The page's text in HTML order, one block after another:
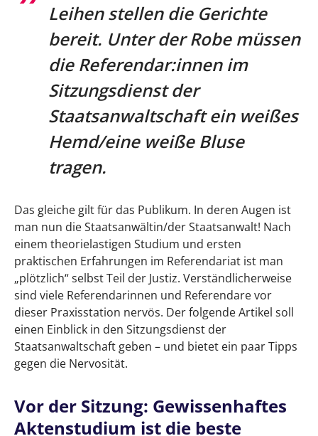
Leihen stellen die Gerichte
bereit. Unter der Robe müssen
die Referendar:innen im
Sitzungsdienst der
Staatsanwaltschaft ein weißes
Hemd/eine weiße Bluse
tragen.
Das gleiche gilt für das Publikum. In deren Augen ist
man nun die Staatsanwältin/der Staatsanwalt! Nach
einem theorielastigen Studium und ersten
praktischen Erfahrungen im Referendariat ist man
„plötzlich“ selbst Teil der Justiz. Verständlicherweise
sind viele Referendarinnen und Referendare vor
dieser Praxisstation nervös. Der folgende Artikel soll
einen Einblick in den Sitzungsdienst der
Staatsanwaltschaft geben – und bietet ein paar Tipps
gegen die Nervosität.
Vor der Sitzung: Gewissenhaftes
Aktenstudium ist die beste